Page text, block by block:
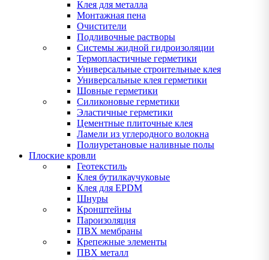
Клея для металла
Монтажная пена
Очистители
Подливочные растворы
Системы жидной гидроизоляции
Термопластичные герметики
Универсальные строительные клея
Универсальные клея герметики
Шовные герметики
Силиконовые герметики
Эластичные герметики
Цементные плиточные клея
Ламели из углеродного волокна
Полиуретановые наливные полы
Плоские кровли
Геотекстиль
Клея бутилкаучуковые
Клея для EPDM
Шнуры
Кронштейны
Пароизоляция
ПВХ мембраны
Крепежные элементы
ПВХ металл